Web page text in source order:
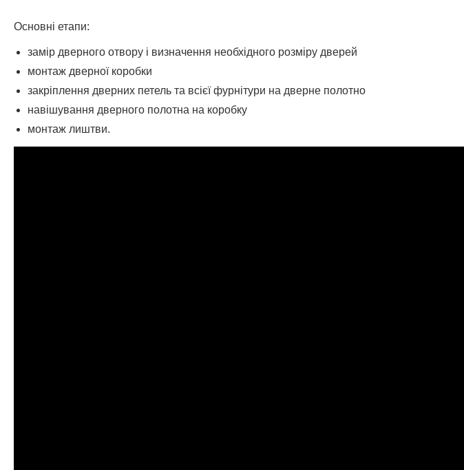
Основні етапи:
замір дверного отвору і визначення необхідного розміру дверей
монтаж дверної коробки
закріплення дверних петель та всієї фурнітури на дверне полотно
навішування дверного полотна на коробку
монтаж лиштви.